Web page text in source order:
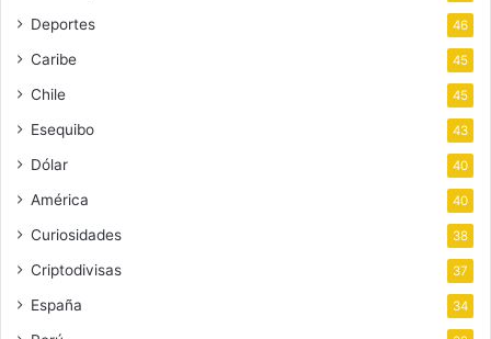
Deportes 46
Caribe 45
Chile 45
Esequibo 43
Dólar 40
América 40
Curiosidades 38
Criptodivisas 37
España 34